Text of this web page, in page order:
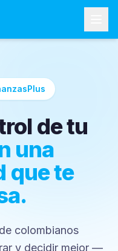
de tu
una
que te
colombianos
y decidir mejor —